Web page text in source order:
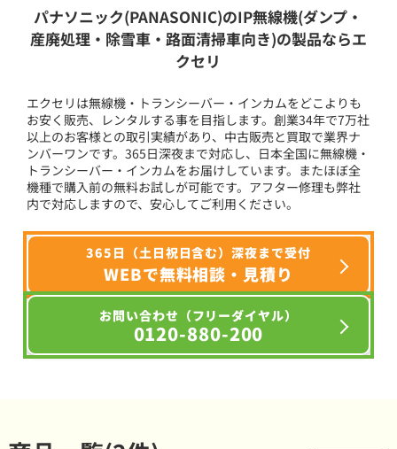
パナソニック(PANASONIC)のIP無線機(ダンプ・
産廃処理・除雪車・路面清掃車向き)の製品ならエ
クセリ
エクセリは無線機・トランシーバー・インカムをどこよりも
お安く販売、レンタルする事を目指します。創業34年で7万社
以上のお客様との取引実績があり、中古販売と買取で業界ナ
ンバーワンです。365日深夜まで対応し、日本全国に無線機・
トランシーバー・インカムをお届けしています。またほぼ全
機種で購入前の無料お試しが可能です。アフター修理も弊社
内で対応しますので、安心してご利用ください。
365日（土日祝日含む）深夜まで受付
WEBで無料相談・見積り
お問い合わせ（フリーダイヤル）
0120-880-200